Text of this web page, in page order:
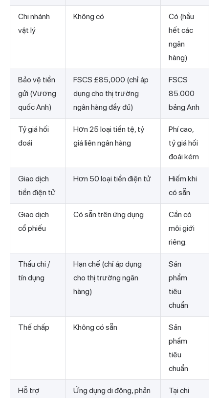
Chi nhánh
vật lý
Không có
Có (hầu
hết các
ngân
hàng)
Bảo vệ tiền
gửi (Vương
quốc Anh)
FSCS £85,000 (chỉ áp
dụng cho thị trường
ngân hàng đầy đủ)
FSCS
85.000
bảng Anh
Tỷ giá hối
đoái
Hơn 25 loại tiền tệ, tỷ
giá liên ngân hàng
Phí cao,
tỷ giá hối
đoái kém
Giao dịch
tiền điện tử
Hơn 50 loại tiền điện tử
Hiếm khi
có sẵn
Giao dịch
cổ phiếu
Có sẵn trên ứng dụng
Cần có
môi giới
riêng.
Thấu chi /
tín dụng
Hạn chế (chỉ áp dụng
cho thị trường ngân
hàng)
Sản
phẩm
tiêu
chuẩn
Thế chấp Không có sẵn
Sản
phẩm
tiêu
chuẩn
Hỗ trợ Ứng dụng di động, phản Tại chi